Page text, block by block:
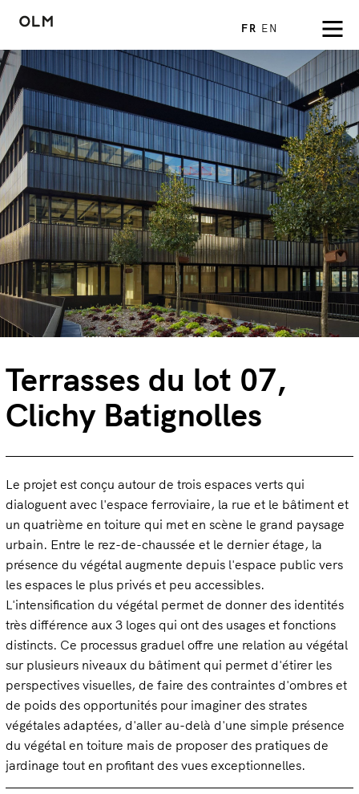
FR EN
Terrasses du lot 07,
Clichy Batignolles
Le projet est conçu autour de trois espaces verts qui
dialoguent avec l'espace ferroviaire, la rue et le bâtiment et
un quatrième en toiture qui met en scène le grand paysage
urbain. Entre le rez-de-chaussée et le dernier étage, la
présence du végétal augmente depuis l'espace public vers
les espaces le plus privés et peu accessibles.
L'intensification du végétal permet de donner des identités
très différence aux 3 loges qui ont des usages et fonctions
distincts. Ce processus graduel offre une relation au végétal
sur plusieurs niveaux du bâtiment qui permet d'étirer les
perspectives visuelles, de faire des contraintes d'ombres et
de poids des opportunités pour imaginer des strates
végétales adaptées, d'aller au-delà d'une simple présence
du végétal en toiture mais de proposer des pratiques de
jardinage tout en profitant des vues exceptionnelles.